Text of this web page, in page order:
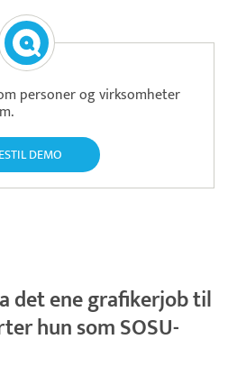
personer og virksomheter
DEMO
det ene grafikerjob til
hun som SOSU-